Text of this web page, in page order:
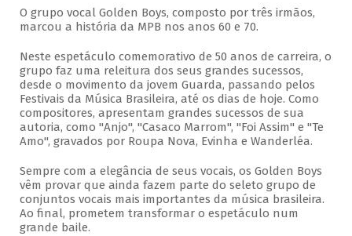
O grupo vocal Golden Boys, composto por três irmãos,
marcou a história da MPB nos anos 60 e 70.
Neste espetáculo comemorativo de 50 anos de carreira, o
grupo faz uma releitura dos seus grandes sucessos,
desde o movimento da jovem Guarda, passando pelos
Festivais da Música Brasileira, até os dias de hoje. Como
compositores, apresentam grandes sucessos de sua
autoria, como "Anjo", "Casaco Marrom", "Foi Assim" e "Te
Amo", gravados por Roupa Nova, Evinha e Wanderléa.
Sempre com a elegância de seus vocais, os Golden Boys
vêm provar que ainda fazem parte do seleto grupo de
conjuntos vocais mais importantes da música brasileira.
Ao final, prometem transformar o espetáculo num
grande baile.